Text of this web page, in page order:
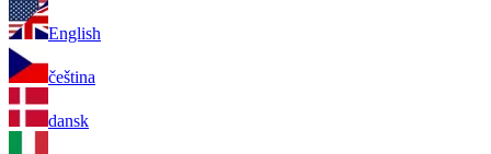
English
čeština
dansk